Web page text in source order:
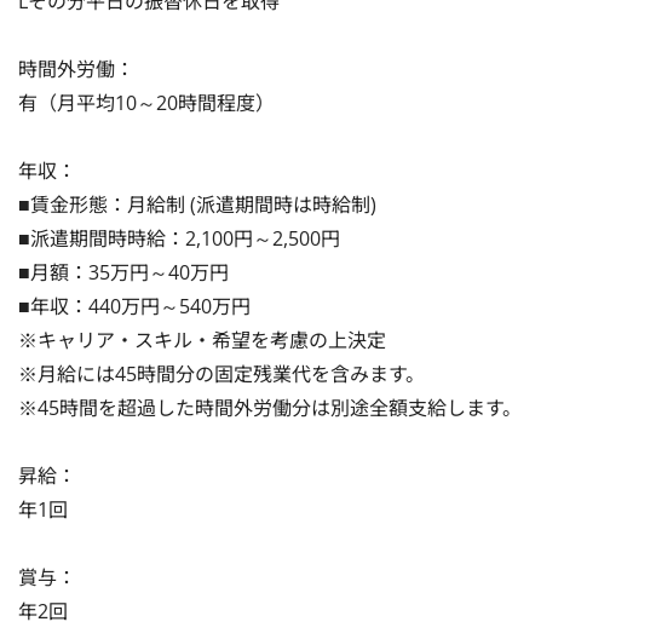
時間外労働：
有（月平均10～20時間程度）
年収：
■賃金形態：月給制 (派遣期間時は時給制)
■派遣期間時時給：2,100円～2,500円
■月額：35万円～40万円
■年収：440万円～540万円
※キャリア・スキル・希望を考慮の上決定
※月給には45時間分の固定残業代を含みます。
※45時間を超過した時間外労働分は別途全額支給します。
昇給：
年1回
賞与：
年2回